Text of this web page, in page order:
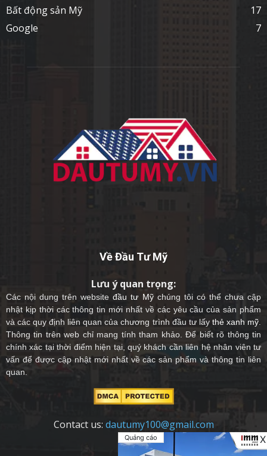
Quảng cáo X
Bất động sản Mỹ
17
Google
7
Về Đầu Tư Mỹ
Lưu ý quan trọng:
Các nội dung trên websiteđầu tư Mỹchúng tôi có thể chưa cập
nhật kịp thời các thông tin mới nhất về các yêu cầu của sản phẩm
và các quy định liên quan của chương trình đầu tư lấy thẻ xanh mỹ
Thông tin trên web chỉ mang tính tham khảo. Để biết rõ thông tin
chính xác tại thời điểm hiện tại, quý khách cần liên hệ nhân viên tư
vấn để được cập nhật mới nhất về các sản phẩm và thông tin liên
quan.
Contact us: dautumy100@gmail.com